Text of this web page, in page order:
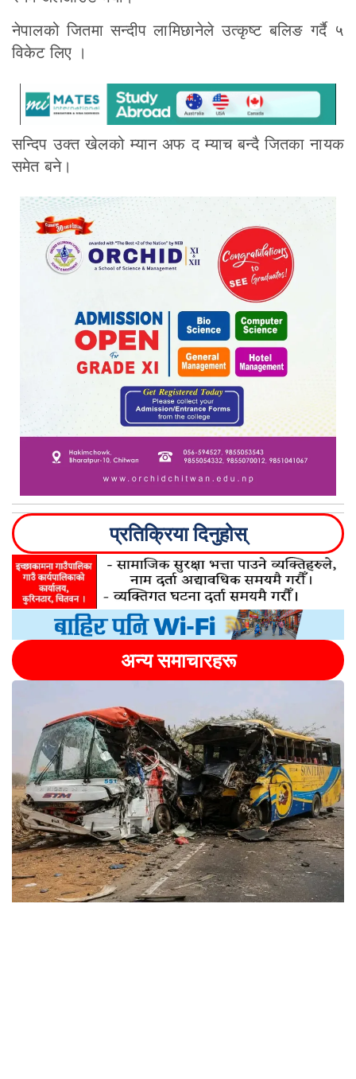
नेपालको जितमा सन्दीप लामिछानेले उत्कृष्ट बलिङ गर्दै ५
विकेट लिए ।
सन्दिप उक्त खेलको म्यान अफ द म्याच बन्दै जितका नायक
समेत बने।
प्रतिक्रिया दिनुहोस्
अन्य समाचारहरू